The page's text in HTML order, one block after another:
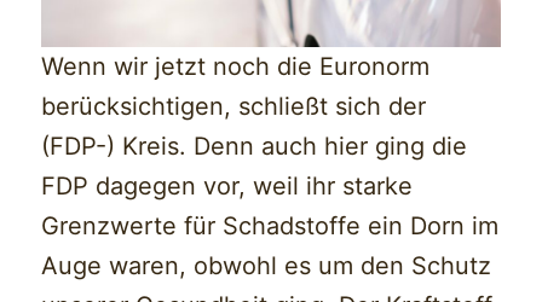
Wenn wir jetzt noch die Euronorm
berücksichtigen, schließt sich der
(FDP-) Kreis. Denn auch hier ging die
FDP dagegen vor, weil ihr starke
Grenzwerte für Schadstoffe ein Dorn im
Auge waren, obwohl es um den Schutz